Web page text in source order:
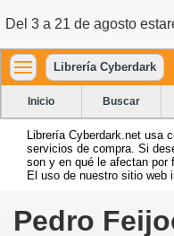
Del 3 a 21 de agosto
Librería Cyberdark
Inicio Buscar
Librería Cyberdark.net usa
servicios de compra. Si
son y en qué le afectan por
El uso de nuestro sitio web
Pedro